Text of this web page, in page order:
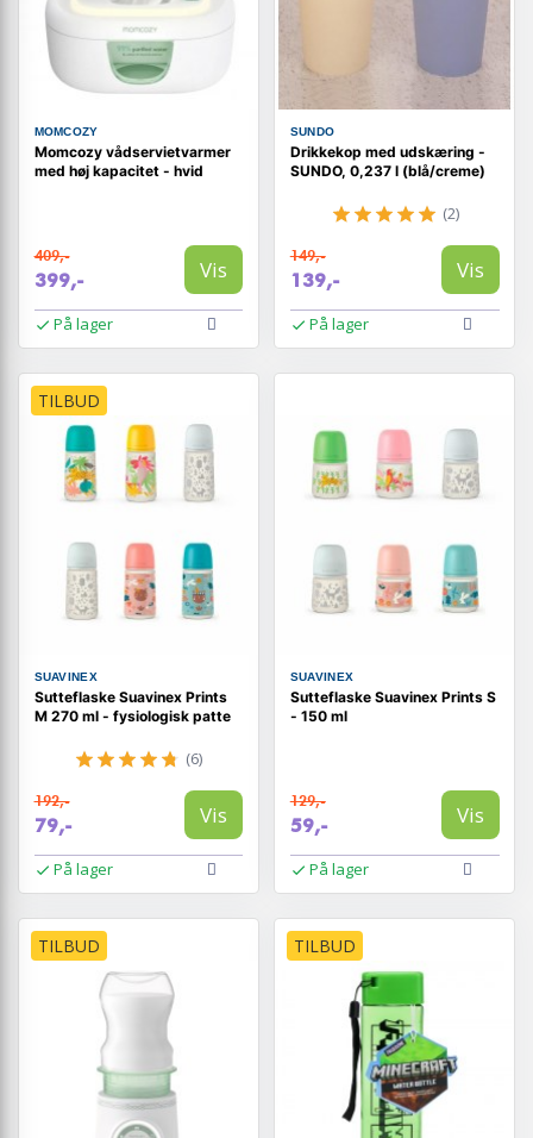
MOMCOZY
Momcozy vådservietvarmer
med høj kapacitet - hvid
409,-
399,- Vis
På lager
SUNDO
Drikkekop med udskæring -
SUNDO, 0,237 l (blå/creme)
(2)
149,-
139,- Vis
På lager
TILBUD
SUAVINEX
Sutteflaske Suavinex Prints
M 270 ml - fysiologisk patte
(6)
192,-
79,- Vis
På lager
SUAVINEX
Sutteflaske Suavinex Prints S
- 150 ml
129,-
59,- Vis
På lager
TILBUD TILBUD